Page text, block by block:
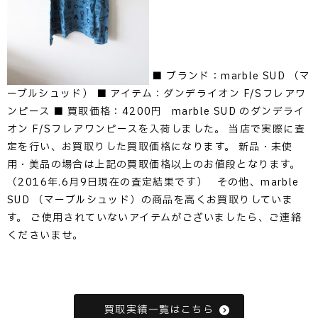
■ ブランド：marble SUD （マ
ーブルシュッド） ■ アイテム：ダンデライオン F/Sフレアワ
ンピース ■ 買取価格：4200円 marble SUD のダンデライ
オン F/Sフレアワンピースを入荷しました。 当店で実際に査
定を行い、お買取りした買取価格になります。 新品・未使
用・美品の場合は上記の買取価格以上のお値段となります。
（2016年.6月9日現在の査定結果です） その他、marble
SUD （マーブルシュッド）の商品を高くお買取りしていま
す。 ご使用されていないアイテムがございましたら、ご連絡
くださいませ。
買取実績一覧はこちら